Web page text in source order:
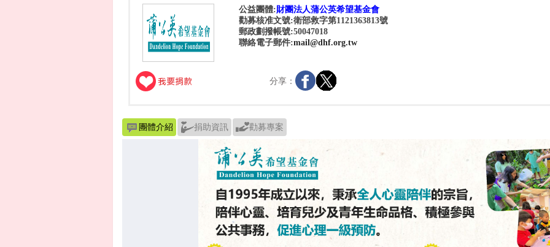
公益團體:財團法人蒲公英希望基金會
勸募核准文號:衛部救字第1121363813號
郵政劃撥帳號:50047018
聯絡電子郵件:mail@dhf.org.tw
分享：
團體介紹 捐助資訊 勸募專案